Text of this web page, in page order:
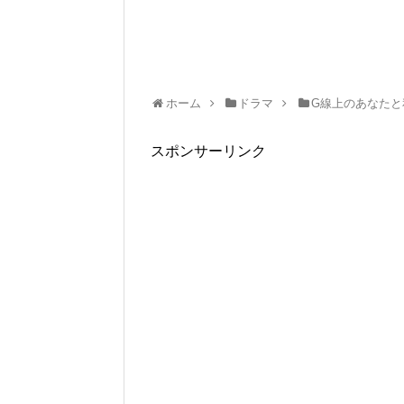
ホーム ドラマ G線上のあなた
スポンサーリンク